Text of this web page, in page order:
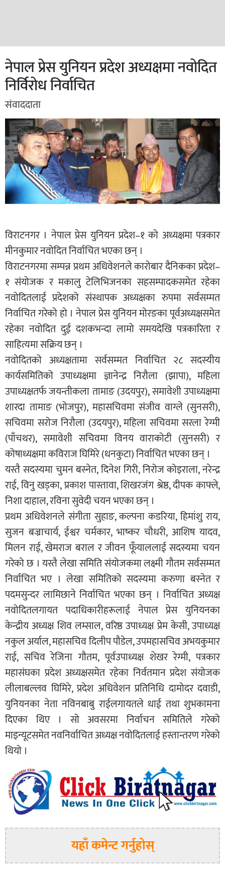
नेपाल प्रेस युनियन प्रदेश अध्यक्षमा नवोदित
निर्विरोध निर्वाचित
संवाददाता
विराटनगर । नेपाल प्रेस युनियन प्रदेश–१ को अध्यक्षमा पत्रकार
मीनकुमार नवोदित निर्वाचित भएका छन् ।
विराटनगरमा सम्पन्न प्रथम अधिवेशनले कारोबार दैनिकका प्रदेश–
१ संयोजक र मकालु टेलिभिजनका सहसम्पादकसमेत रहेका
नवोदितलाई प्रदेशको संस्थापक अध्यक्षका रुपमा सर्वसम्मत
निर्वाचित गरेको हो । नेपाल प्रेस युनियन मोरङका पूर्वअध्यक्षसमेत
रहेका नवोदित दुई दशकभन्दा लामो समयदेखि पत्रकारिता र
साहित्यमा सक्रिय छन् ।
नवोदितको अध्यक्षतामा सर्वसम्मत निर्वाचित २८ सदस्यीय
कार्यसमितिको उपाध्यक्षमा ज्ञानेन्द्र निरौला (झापा), महिला
उपाध्यक्षतर्फ जयन्तीकला तामाङ (उदयपुर), समावेशी उपाध्यक्षमा
शारदा तामाङ (भोजपुर), महासचिवमा संजीव वाग्ले (सुनसरी),
सचिवमा सरोज निरौला (उदयपुर), महिला सचिवमा सरला रेग्मी
(पाँचथर), समावेशी सचिवमा विनय वाराकोटी (सुनसरी) र
कोषाध्यक्षमा कविराज घिमिरे (धनकुटा) निर्वाचित भएका छन् ।
यस्तै सदस्यमा चुमन बस्नेत, दिनेश गिरी, निरोज कोइराला, नरेन्द्र
राई, विनु खड्का, प्रकाश पास्तावा, शिखरजंग श्रेष्ठ, दीपक काफ्ले,
निशा दाहाल, रविना सुवेदी चयन भएका छन् ।
प्रथम अधिवेशनले संगीता सुहाङ, कल्पना कडरिया, हिमांशु राय,
सुजन बज्राचार्य, ईश्वर चर्मकार, भाष्कर चौधरी, आशिष यादव,
मिलन राई, खेमराज बराल र जीवन फूँयाललाई सदस्यमा चयन
गरेको छ । यस्तै लेखा समिति संयोजकमा लक्ष्मी गौतम सर्वसम्मत
निर्वाचित भए । लेखा समितिको सदस्यमा करुणा बस्नेत र
पदमसुन्दर लामिछाने निर्वाचित भएका छन् । निर्वाचित अध्यक्ष
नवोदितलगायत पदाधिकारीहरूलाई नेपाल प्रेस युनियनका
केन्द्रीय अध्यक्ष शिव लम्साल, वरिष्ठ उपाध्यक्ष प्रेम केसी, उपाध्यक्ष
नकुल अर्याल, महासचिव दिलीप पौडेल, उपमहासचिव अभयकुमार
राई, सचिव रेजिना गौतम, पूर्वउपाध्यक्ष शेखर रेग्मी, पत्रकार
महासंघका प्रदेश अध्यक्षसमेत रहेका निर्वतमान प्रदेश संयोजक
लीलाबल्लव घिमिरे, प्रदेश अधिवेशन प्रतिनिधि दामोदर दवाडी,
युनियनका नेता नविनबाबु राईलगायतले धाई तथा शुभकामना
दिएका थिए । सो अवसरमा निर्वाचन समितिले गरेको
माइन्यूटसमेत नवनिर्वाचित अध्यक्ष नवोदितलाई हस्तान्तरण गरेको
थियो ।
यहाँ कमेन्ट गर्नुहोस्